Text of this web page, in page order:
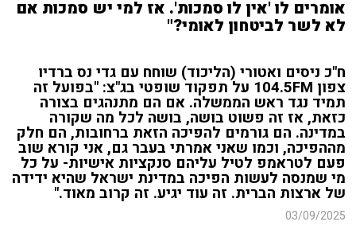
אומרים לו 'אין לו סמכות'. אז למי יש סמכות אם
לא לשר לביטחון לאומי?"
ח"כ ניסים ואטורי (הליכוד) שוחח עם גדי נס ברדיו
צפון 104.5FM על תפקוד שופטי בג"צ: "בפועל זה
תמיד נגד ראש הממשלה. אם הם מתנהגים בצורה
כזאת, אז זה פשוט בושה, בושה לכל מה שקורה
במדינה. הם גורמים להפיכה הזאת ברחובות, הם חלק
מההפיכה, וכמו שאני אמרתי בעבר גם, אני קורא שוב
פעם לטראמפ לטיל עליהם סנקציות אישיות- על כל
מי שמנסה לעשות הפיכה במדינת ישראל שהיא ידידה
של ארצות הברית. זה עוד יגיע. זה קרוב מאוד."
03/09/2025